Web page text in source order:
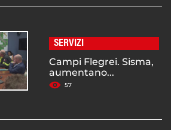
SERVIZI
Campi Flegrei. Sisma,
aumentano...
57